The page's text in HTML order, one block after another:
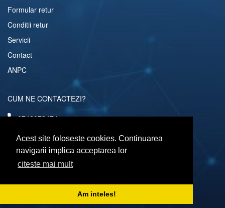
Acest site foloseste cookies. Continuarea
navigarii implica acceptarea lor
citeste mai mult
Am inteles!
Formular retur
Conditii retur
Servicii
Contact
ANPC
CUM NE CONTACTEZI?
0742072474
comenzi@computerescu.ro
URMARESTE-NE SI PE
Copyright © 2026 Computerescu.ro. All rights reserved